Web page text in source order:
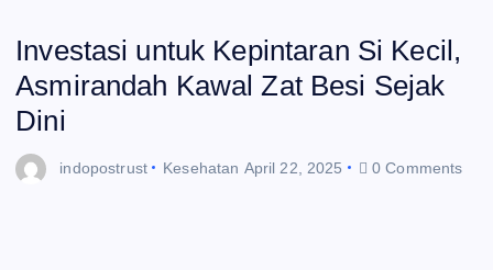
Investasi untuk Kepintaran Si Kecil,
Asmirandah Kawal Zat Besi Sejak
Dini
indopostrust Kesehatan April 22, 2025 0 Comments